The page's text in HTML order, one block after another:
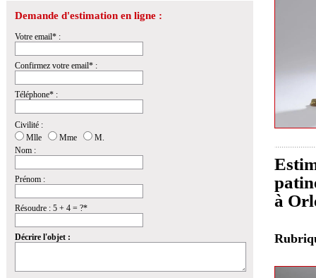
Demande d'estimation en ligne :
Votre email* :
Confirmez votre email* :
Téléphone* :
Civilité :
Mlle
Mme
M.
Nom :
Prénom :
Résoudre : 5 + 4 = ?*
Décrire l'objet :
à